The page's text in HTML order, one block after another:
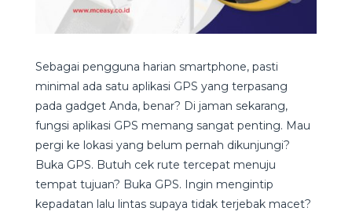
Sebagai pengguna harian smartphone, pasti
minimal ada satu aplikasi GPS yang terpasang
pada gadget Anda, benar? Di jaman sekarang,
fungsi aplikasi GPS memang sangat penting. Mau
pergi ke lokasi yang belum pernah dikunjungi?
Buka GPS. Butuh cek rute tercepat menuju
tempat tujuan? Buka GPS. Ingin mengintip
kepadatan lalu lintas supaya tidak terjebak macet?